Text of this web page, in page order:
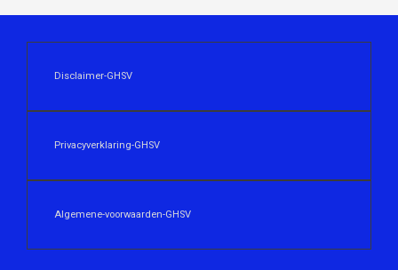
Disclaimer-GHSV
Privacyverklaring-GHSV
Algemene-voorwaarden-GHSV